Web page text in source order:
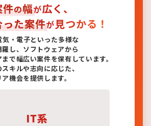
件の幅が広く、
た案件が見つかる！
・電子といった多様な
し、ソフトウェアから
で幅広い案件を保有しています。
キルや志向に応じた、
機会を提供します。